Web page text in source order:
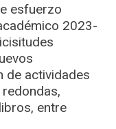
esfuerzo
2023-
de actividades
entre